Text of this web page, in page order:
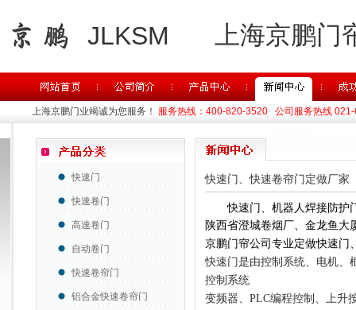
JLKSM 上海京鹏
上海京鹏门业竭诚为您服务！ 服务热线：400-820-3520 公司服务热线
快速门
快速卷门
高速卷门
自动卷门
快速卷帘门
铝合金快速卷帘门
快速门、快速卷帘门定做厂家
快速门、机器人焊接防护
陕西省澄城卷烟厂、金龙鱼大
京鹏门帘公司专业定做快速门
快速门是由控制系统、电机、
控制系统
变频器、PLC编程控制、上升